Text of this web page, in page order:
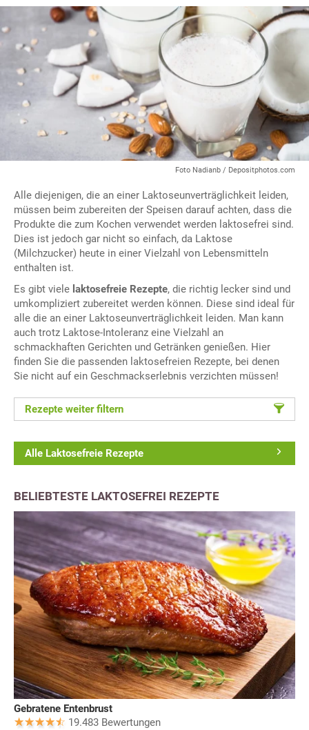
Foto Nadianb / Depositphotos.com
Alle diejenigen, die an einer Laktoseunverträglichkeit leiden,
müssen beim zubereiten der Speisen darauf achten, dass die
Produkte die zum Kochen verwendet werden laktosefrei sind.
Dies ist jedoch gar nicht so einfach, da Laktose
(Milchzucker) heute in einer Vielzahl von Lebensmitteln
enthalten ist.
Es gibt viele laktosefreie Rezepte, die richtig lecker sind und
umkompliziert zubereitet werden können. Diese sind ideal für
alle die an einer Laktoseunverträglichkeit leiden. Man kann
auch trotz Laktose-Intoleranz eine Vielzahl an
schmackhaften Gerichten und Getränken genießen. Hier
finden Sie die passenden laktosefreien Rezepte, bei denen
Sie nicht auf ein Geschmackserlebnis verzichten müssen!
Rezepte weiter filtern
Alle Laktosefreie Rezepte
BELIEBTESTE LAKTOSEFREI REZEPTE
Gebratene Entenbrust
19.483 Bewertungen